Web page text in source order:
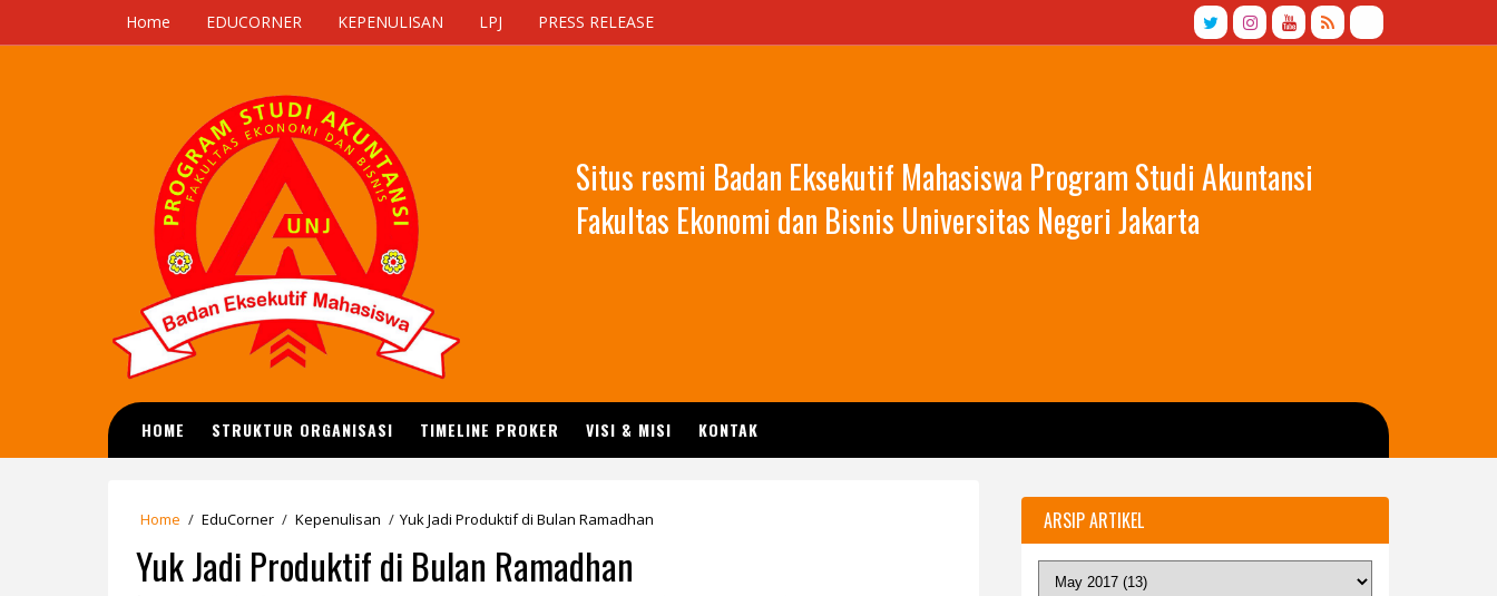
Home EDUCORNER KEPENULISAN LPJ PRESS RELEASE
Situs resmi Badan Eksekutif Mahasiswa Program Studi Akuntansi
Fakultas Ekonomi dan Bisnis Universitas Negeri Jakarta
HOME STRUKTUR ORGANISASI TIMELINE PROKER VISI & MISI KONTAK
Home / EduCorner / Kepenulisan / Yuk Jadi Produktif di Bulan Ramadhan
Yuk Jadi Produktif di Bulan Ramadhan
ARSIP ARTIKEL